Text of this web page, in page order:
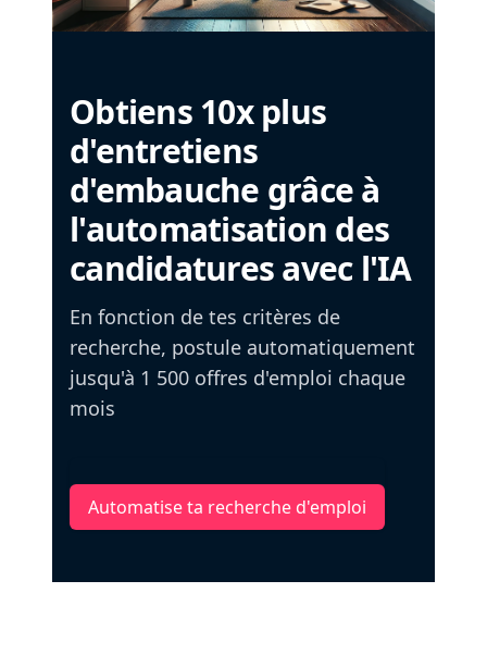
Obtiens 10x plus
d'entretiens
d'embauche grâce à
l'automatisation des
candidatures avec l'IA
En fonction de tes critères de
recherche, postule automatiquement
jusqu'à 1 500 offres d'emploi chaque
mois
Automatise ta recherche d'emploi